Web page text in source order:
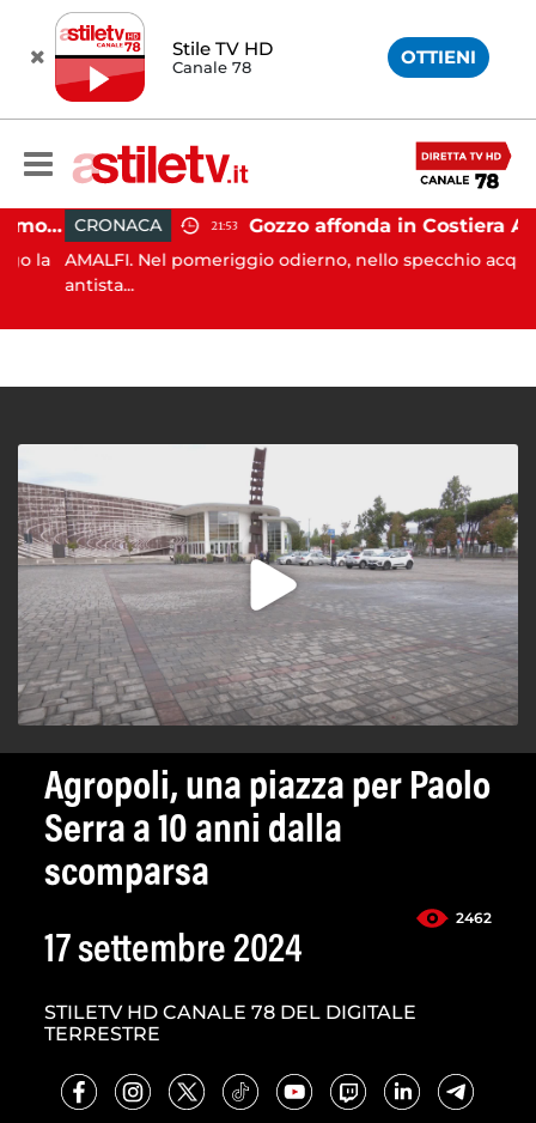
Stile TV HD
Canale 78 OTTIENI
Castellabate, incidente in moto: 27enne in ospedale
la
CRONACA 21:53 Gozzo affonda in Costiera Amalfitana: occupanti soccorsi da altri natanti
AMALFI. Nel pomeriggio odierno, nello specchio acqueo
antista...
Agropoli, una piazza per Paolo
Serra a 10 anni dalla
scomparsa
2462
17 settembre 2024
STILETV HD CANALE 78 DEL DIGITALE
TERRESTRE